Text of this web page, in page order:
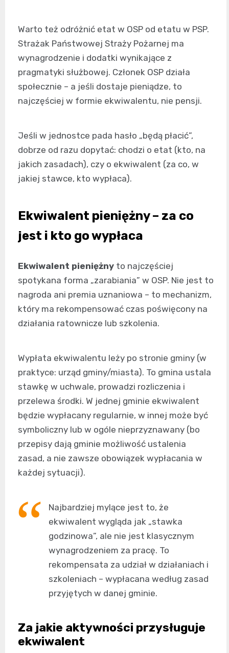
Warto też odróżnić etat w OSP od etatu w PSP.
Strażak Państwowej Straży Pożarnej ma
wynagrodzenie i dodatki wynikające z
pragmatyki służbowej. Członek OSP działa
społecznie – a jeśli dostaje pieniądze, to
najczęściej w formie ekwiwalentu, nie pensji.
Jeśli w jednostce pada hasło „będą płacić”,
dobrze od razu dopytać: chodzi o etat (kto, na
jakich zasadach), czy o ekwiwalent (za co, w
jakiej stawce, kto wypłaca).
Ekwiwalent pieniężny – za co
jest i kto go wypłaca
Ekwiwalent pieniężny to najczęściej
spotykana forma „zarabiania” w OSP. Nie jest to
nagroda ani premia uznaniowa – to mechanizm,
który ma rekompensować czas poświęcony na
działania ratownicze lub szkolenia.
Wypłata ekwiwalentu leży po stronie gminy (w
praktyce: urząd gminy/miasta). To gmina ustala
stawkę w uchwale, prowadzi rozliczenia i
przelewa środki. W jednej gminie ekwiwalent
będzie wypłacany regularnie, w innej może być
symboliczny lub w ogóle nieprzyznawany (bo
przepisy dają gminie możliwość ustalenia
zasad, a nie zawsze obowiązek wypłacania w
każdej sytuacji).
Najbardziej mylące jest to, że
ekwiwalent wygląda jak „stawka
godzinowa”, ale nie jest klasycznym
wynagrodzeniem za pracę. To
rekompensata za udział w działaniach i
szkoleniach – wypłacana według zasad
przyjętych w danej gminie.
Za jakie aktywności przysługuje
ekwiwalent